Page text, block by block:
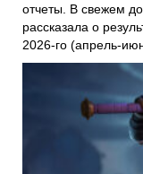
отчеты. В свежем
рассказала о
2026-го (апрель-